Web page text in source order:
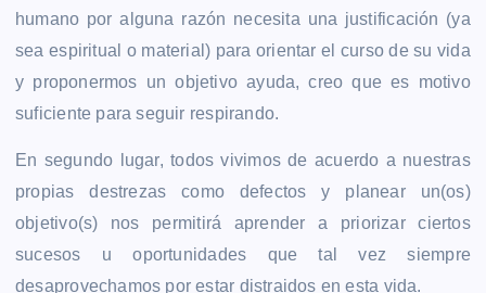
humano por alguna razón necesita una justificación (ya
sea espiritual o material) para orientar el curso de su vida
y proponermos un objetivo ayuda, creo que es motivo
suficiente para seguir respirando.
En segundo lugar, todos vivimos de acuerdo a nuestras
propias destrezas como defectos y planear un(os)
objetivo(s) nos permitirá aprender a priorizar ciertos
sucesos u oportunidades que tal vez siempre
desaprovechamos por estar distraidos en esta vida.